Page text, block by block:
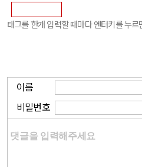
태그를 한개 입력할 때마다 엔터키를 누
이름
비밀번호